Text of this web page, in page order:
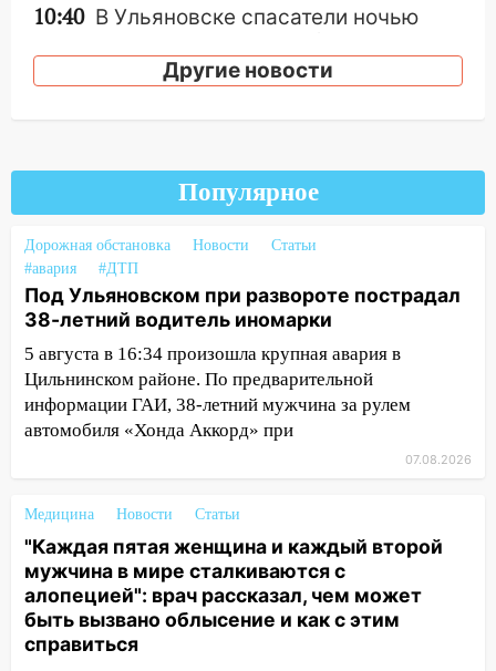
10:40 В Ульяновске спасатели ночью
садах 79-летнего мужчину
10:14 В Ульяновске двоих участников
коррупционной схемы при ЦГКБ
отправили в колонию на 7 и 8 лет
09:52
Ночью беспилотники сбили над
соседними Татарстаном и Саратовской
областью
09:41 Диана Шурыгина уверовала в
Бога в СИЗО
09:35 В Ульяновске директора фирмы
будут судить за неуплату налогов на 48
08:22
Подросток на питбайке сбил
велосипедистку: пострадали двое
07:20 Жара возвращается: ожидается
знойный и сухой четверг
06:00 Под Ульяновском при развороте
пострадал 38-летний водитель
Другие новости
Популярное
Дорожная обстановка Новости
Статьи
#авария
#ДТП
Под Ульяновском при развороте пострадал
38-летний водитель иномарки
5 августа в 16:34 произошла крупная авария в
Цильнинском районе. По предварительной
информации ГАИ, 38-летний мужчина за рулем
автомобиля «Хонда Аккорд» при
07.08.2026
Медицина Новости Статьи
"Каждая пятая женщина и каждый второй
мужчина в мире сталкиваются с
алопецией": врач рассказал, чем может
быть вызвано облысение и как с этим
справиться